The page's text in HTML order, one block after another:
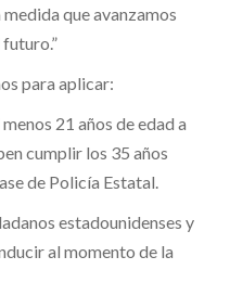
que avanzamos
para aplicar:
21 años de edad a
cumplir los 35 años
de Policía Estatal.
estadounidenses y
al momento de la